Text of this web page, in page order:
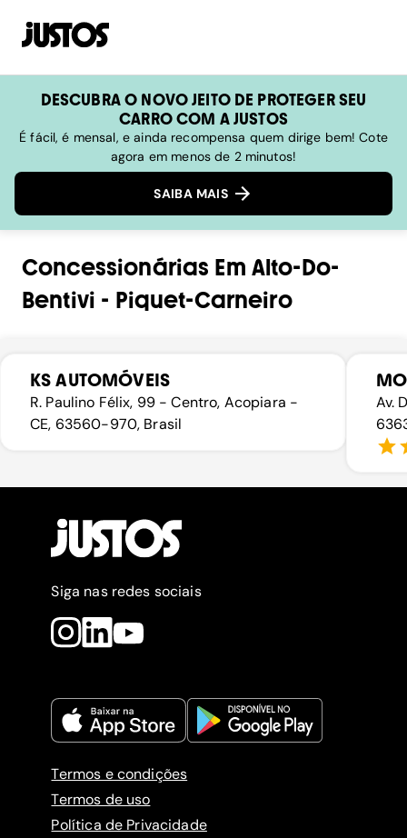
DESCUBRA O NOVO JEITO DE PROTEGER SEU
CARRO COM A JUSTOS
É fácil, é mensal, e ainda recompensa quem dirige bem! Cote
agora em menos de 2 minutos!
SAIBA MAIS
Concessionárias Em Alto-Do-
Bentivi - Piquet-Carneiro
KS AUTOMÓVEIS
R. Paulino Félix, 99 - Centro, Acopiara -
CE, 63560-970, Brasil
Av.
Siga nas redes sociais
Termos e condições
Termos de uso
Política de Privacidade